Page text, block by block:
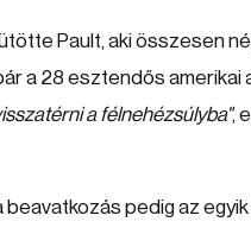
Pault, aki összesen
a 28 esztendős amerikai
a félnehézsúlyba",
pedig az